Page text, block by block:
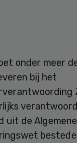
onder meer
bij het
uit de